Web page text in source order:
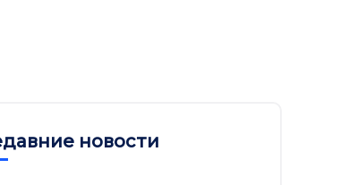
новости